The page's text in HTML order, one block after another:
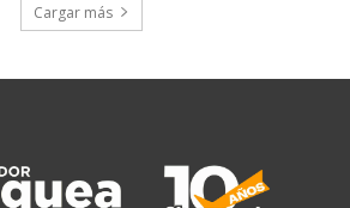
Cargar más